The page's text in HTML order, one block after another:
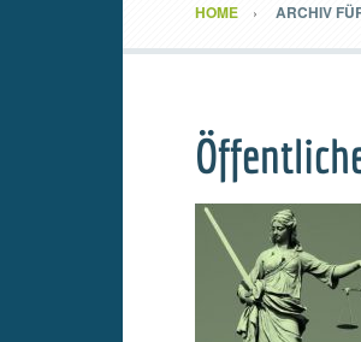
HOME ARCHIV